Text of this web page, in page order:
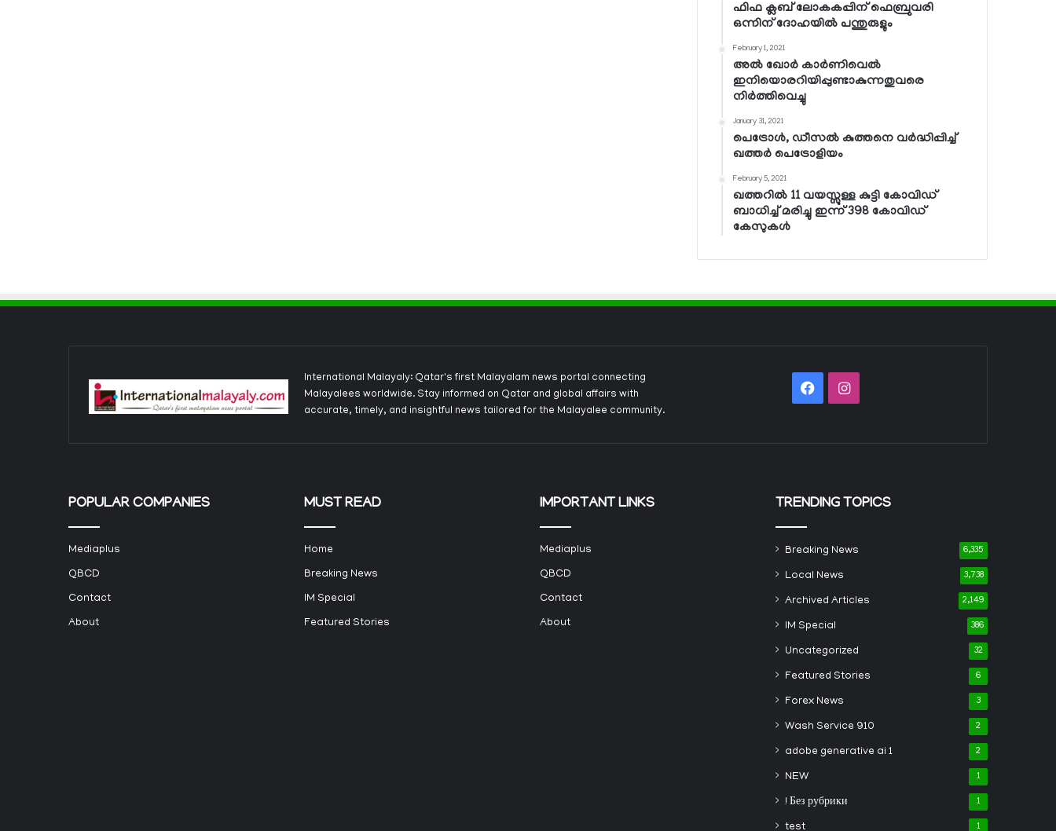
ഫിഫ ക്ലബ് ലോകകപ്പിന് ഫെബ്രുവരി
ഒന്നിന് ദോഹയില്‍ പന്തുരുളും
February 1, 2021
അല്‍ ഖോര്‍ കാര്‍ണിവെല്‍
ഇനിയൊരറിയിപ്പുണ്ടാകുന്നതുവരെ
നിര്‍ത്തിവെച്ചു
January 31, 2021
പെട്രോള്‍, ഡീസല്‍ കുത്തനെ വര്‍ദ്ധിപ്പിച്ച്
ഖത്തര്‍ പെട്രോളിയം
February 5, 2021
ഖത്തറില്‍ 11 വയസ്സുള്ള കുട്ടി കോവിഡ്
ബാധിച്ച് മരിച്ചു ഇന്ന് 398 കോവിഡ്
കേസുകള്‍
International Malayaly: Qatar's first Malayalam news portal connecting
Malayalees worldwide. Stay informed on Qatar and global affairs with
accurate, timely, and insightful news tailored for the Malayalee community.
FacebookInstagram
POPULAR COMPANIES
Mediaplus
QBCD
Contact
About
MUST READ
Home
Breaking News
IM Special
Featured Stories
IMPORTANT LINKS
Mediaplus
QBCD
Contact
About
TRENDING TOPICS
Breaking News 6,335
Local News 3,738
Archived Articles 2,149
IM Special 386
Uncategorized 32
Featured Stories 6
Forex News 3
Wash Service 910 2
adobe generative ai 1 2
NEW 1
! Без рубрики 1
test 1